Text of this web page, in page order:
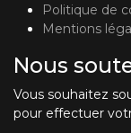
Politique de
Mentions
Nous
Vous souhaitez
pour effectuer